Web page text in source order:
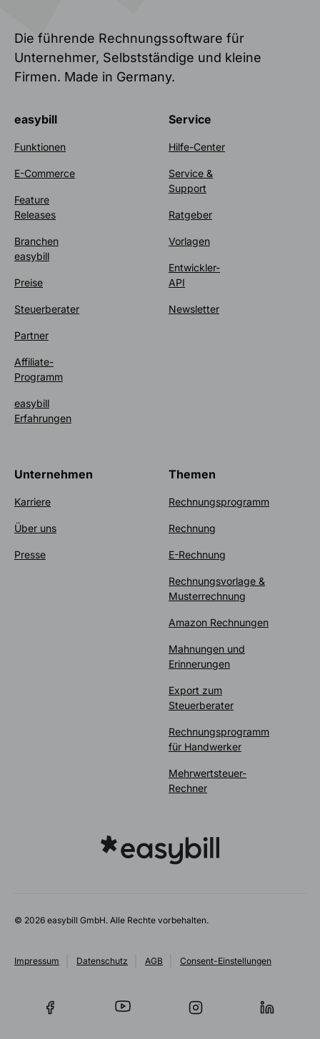
Die führende Rechnungssoftware für
Unternehmer, Selbstständige und kleine
Firmen. Made in Germany.
easybill
Funktionen
E-Commerce
Feature
Releases
Branchen
easybill
Preise
Steuerberater
Partner
Affiliate-
Programm
easybill
Erfahrungen
Service
Hilfe-Center
Service &
Support
Ratgeber
Vorlagen
Entwickler-
API
Newsletter
Unternehmen
Karriere
Über uns
Presse
Themen
Rechnungsprogramm
Rechnung
E-Rechnung
Rechnungsvorlage &
Musterrechnung
Amazon Rechnungen
Mahnungen und
Erinnerungen
Export zum
Steuerberater
Rechnungsprogramm
für Handwerker
Mehrwertsteuer-
Rechner
© 2026 easybill GmbH. Alle Rechte vorbehalten.
Impressum Datenschutz AGB Consent-Einstellungen